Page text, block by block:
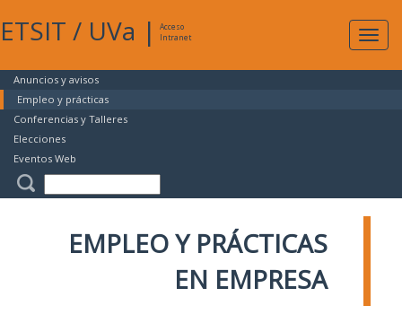
ETSIT / UVa |
Acceso
Intranet
Anuncios y avisos
Empleo y prácticas
Conferencias y Talleres
Elecciones
Eventos Web
EMPLEO Y PRÁCTICAS
EN EMPRESA